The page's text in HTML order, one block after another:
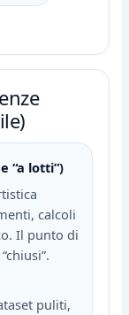
“a lotti”)
calcoli
Il punto di
puliti,